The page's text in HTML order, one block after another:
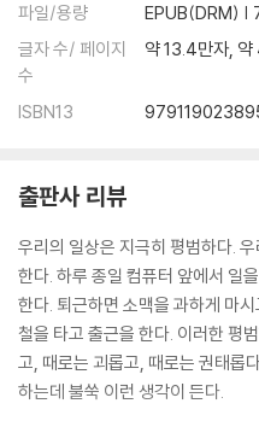
파일/용량
EPUB(DRM) |
글자 수/ 페이지
수
약 13.4만자,
ISBN13
출판사 리뷰
우리의 일상은 지극히 평범하다.
한다. 하루 종일 컴퓨터 앞에서 일
한다. 퇴근하면 소맥을 과하게 마
철을 타고 출근을 한다. 이러한 평
고, 때로는 괴롭고, 때로는 권태롭
하는데 불쑥 이런 생각이 든다.